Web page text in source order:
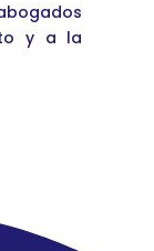
y a la